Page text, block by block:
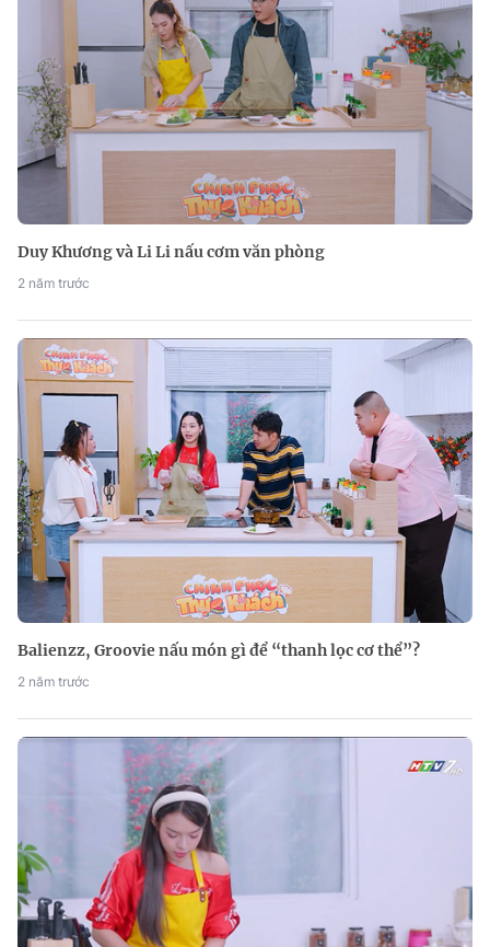
Duy Khương và Li Li nấu cơm văn phòng
2 năm trước
Balienzz, Groovie nấu món gì để “thanh lọc cơ thể”?
2 năm trước